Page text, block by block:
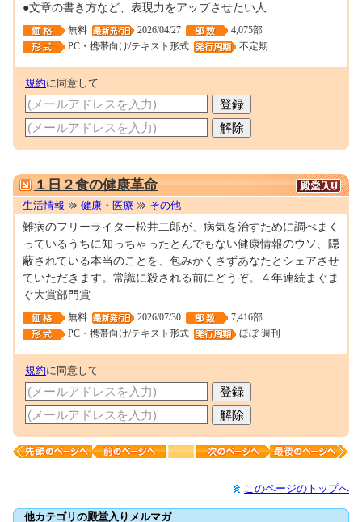
●文章の書き方など、表現力をアップさせたい人
無料 2026/04/27
4,075部
PC・携帯向け/テキスト形式
不定期
規約に同意して
１日２食の健康革命
生活情報 健康・医療 その他
難病のフリーライター松井二郎が、病気を治すために調べまく
っているうちに知っちゃったとんでもない健康情報のウソ、隠
蔽されている本当のことを、包みかくさずあなたとシェアさせ
ていただきます。常識に殺される前にどうぞ。４年連続まぐま
ぐ大賞部門賞
無料 2026/07/30
7,416部
PC・携帯向け/テキスト形式
ほぼ 週刊
規約に同意して
このページのトップへ
他カテゴリの殿堂入りメルマガ